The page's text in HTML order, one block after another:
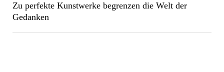
Zu perfekte Kunstwerke begrenzen die Welt der
Gedanken